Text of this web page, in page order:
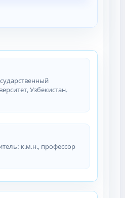
Узбекистан.
к.м.н., профессор